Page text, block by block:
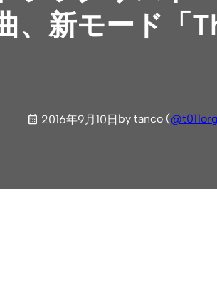
、新モード「
2016年9月10日 by tanco (@t011org